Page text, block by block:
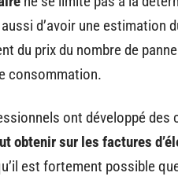
d’avoir une estimation
du prix du nombre de
consommation.
ont développé des
obtenir sur les factures
est fortement possible